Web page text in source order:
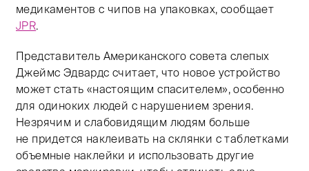
медикаментов с чипов на упаковках, сообщает
JPR.
Представитель Американского совета слепых
Джеймс Эдвардс считает, что новое устройство
может стать «настоящим спасителем», особенно
для одиноких людей с нарушением зрения.
Незрячим и слабовидящим людям больше
не придется наклеивать на склянки с таблетками
объемные наклейки и использовать другие